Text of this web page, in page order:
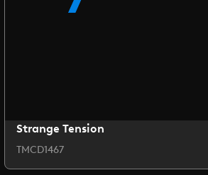
Strange Tension
TMCD1467